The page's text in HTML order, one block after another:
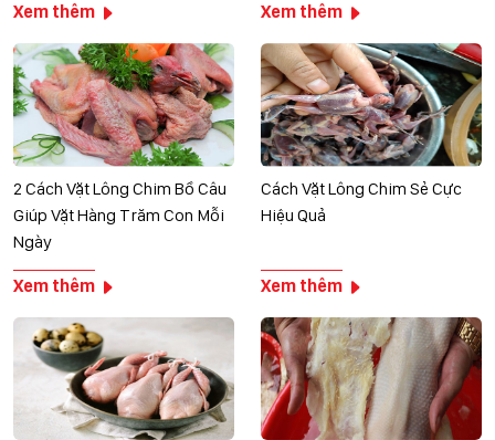
Xem thêm Xem thêm
2 Cách Vặt Lông Chim Bồ Câu
Giúp Vặt Hàng Trăm Con Mỗi
Ngày
Xem thêm
Cách Vặt Lông Chim Sẻ Cực
Hiệu Quả
Xem thêm